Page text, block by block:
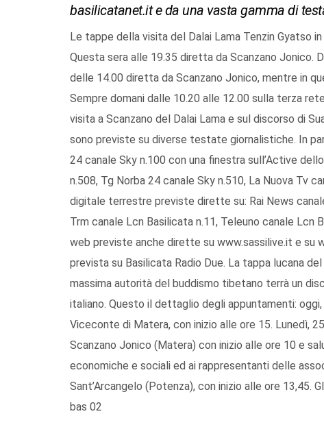
basilicatanet.it e da una vasta gamma di
Le tappe della visita del Dalai Lama Tenzin Gyatso
Questa sera alle 19.35 diretta da Scanzano Jonico.
delle 14.00 diretta da Scanzano Jonico, mentre in
Sempre domani dalle 10.20 alle 12.00 sulla terza
visita a Scanzano del Dalai Lama e sul discorso di
sono previste su diverse testate giornalistiche. In
24 canale Sky n.100 con una finestra sull’Active
n.508, Tg Norba 24 canale Sky n.510, La Nuova Tv
digitale terrestre previste dirette su: Rai News
Trm canale Lcn Basilicata n.11, Teleuno canale Lcn
web previste anche dirette su www.sassilive.it e su
prevista su Basilicata Radio Due. La tappa lucana
massima autorità del buddismo tibetano terrà un
italiano. Questo il dettaglio degli appuntamenti:
Viceconte di Matera, con inizio alle ore 15. Lunedì,
Scanzano Jonico (Matera) con inizio alle ore 10 e
economiche e sociali ed ai rappresentanti delle
Sant’Arcangelo (Potenza), con inizio alle ore 13,45.
bas 02